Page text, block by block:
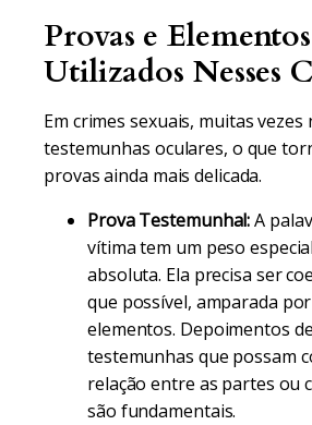
Provas e
Utilizados Nesses
Em crimes sexuais, muitas vezes
testemunhas oculares, o que
provas ainda mais delicada.
Prova Testemunhal:A
vítima tem um peso
absoluta. Ela precisa ser
que possível, amparada
elementos. Depoimentos
testemunhas que possam
relação entre as partes ou
são fundamentais.